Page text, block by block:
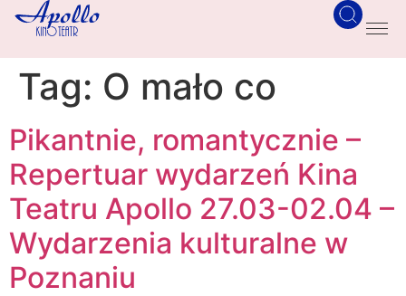
Tag: O mało co
Pikantnie, romantycznie –
Repertuar wydarzeń Kina
Teatru Apollo 27.03-02.04 –
Wydarzenia kulturalne w
Poznaniu